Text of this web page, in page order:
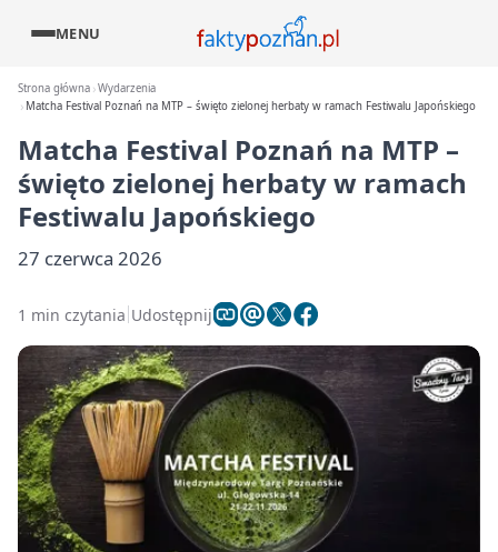
MENU
Strona główna Wydarzenia
Matcha Festival Poznań na MTP – święto zielonej herbaty w ramach Festiwalu Japońskiego
Matcha Festival Poznań na MTP –
święto zielonej herbaty w ramach
Festiwalu Japońskiego
27 czerwca 2026
1 min czytania Udostępnij